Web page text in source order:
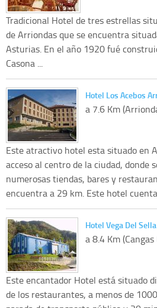
Tradicional Hotel de tres estrellas
de Arriondas que se encuentra
Asturias. En el año 1920 fué
Casona ...
Hotel Los Acebos
a 7.6 Km
Este atractivo hotel esta situado en
acceso al centro de la ciudad, donde
numerosas tiendas, bares y
encuentra a 29 km. Este hotel
Hotel Vega Del Sella
a 8.4 Km
Este encantador Hotel está situado
de los restaurantes, a menos de